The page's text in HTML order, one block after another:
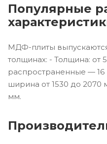
Популярные
МДФ-плиты
толщинах: - Толщина: от
распространенные — 16
ширина от 1530 до 2070
мм.